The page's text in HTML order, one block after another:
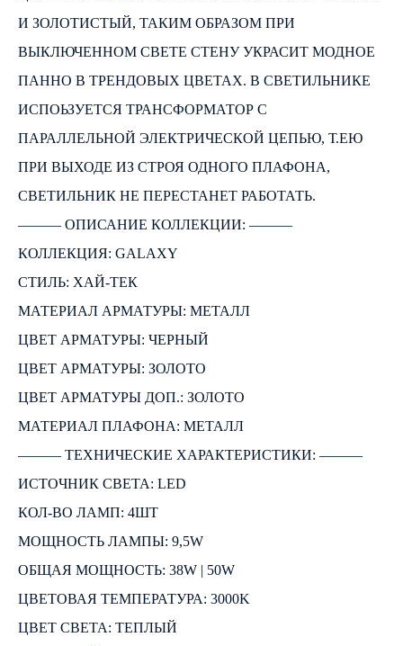
И ЗОЛОТИСТЫЙ, ТАКИМ ОБРАЗОМ ПРИ
ВЫКЛЮЧЕННОМ СВЕТЕ СТЕНУ УКРАСИТ МОДНОЕ
ПАННО В ТРЕНДОВЫХ ЦВЕТАХ. В СВЕТИЛЬНИКЕ
ИСПОЬЗУЕТСЯ ТРАНСФОРМАТОР С
ПАРАЛЛЕЛЬНОЙ ЭЛЕКТРИЧЕСКОЙ ЦЕПЬЮ, Т.ЕЮ
ПРИ ВЫХОДЕ ИЗ СТРОЯ ОДНОГО ПЛАФОНА,
СВЕТИЛЬНИК НЕ ПЕРЕСТАНЕТ РАБОТАТЬ.
――― ОПИСАНИЕ КОЛЛЕКЦИИ: ―――
КОЛЛЕКЦИЯ: GALAXY
СТИЛЬ: ХАЙ-ТЕК
МАТЕРИАЛ АРМАТУРЫ: МЕТАЛЛ
ЦВЕТ АРМАТУРЫ: ЧЕРНЫЙ
ЦВЕТ АРМАТУРЫ: ЗОЛОТО
ЦВЕТ АРМАТУРЫ ДОП.: ЗОЛОТО
МАТЕРИАЛ ПЛАФОНА: МЕТАЛЛ
――― ТЕХНИЧЕСКИЕ ХАРАКТЕРИСТИКИ: ―――
ИСТОЧНИК СВЕТА: LED
КОЛ-ВО ЛАМП: 4ШТ
МОЩНОСТЬ ЛАМПЫ: 9,5W
ОБЩАЯ МОЩНОСТЬ: 38W | 50W
ЦВЕТОВАЯ ТЕМПЕРАТУРА: 3000K
ЦВЕТ СВЕТА: ТЕПЛЫЙ